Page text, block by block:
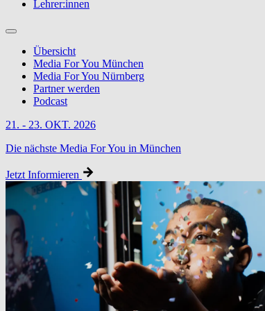
Lehrer:innen
Übersicht
Media For You München
Media For You Nürnberg
Partner werden
Podcast
21. - 23. OKT. 2026
Die nächste Media For You in München
Jetzt Informieren